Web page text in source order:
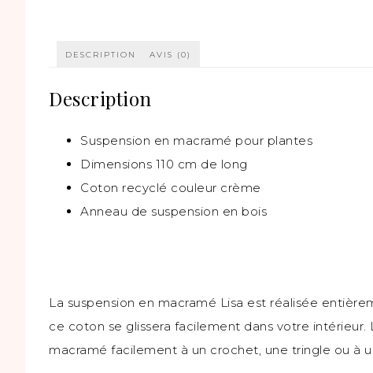
DESCRIPTION AVIS (0)
Description
Suspension en macramé pour plantes
Dimensions 110 cm de long
Coton recyclé couleur crème
Anneau de suspension en bois
La suspension en macramé Lisa est réalisée
ce coton se glissera facilement dans votre intérieur.
macramé facilement à un crochet, une tringle ou à